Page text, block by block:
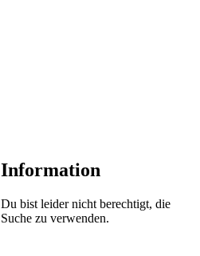
Information
Du bist leider nicht berechtigt, die
Suche zu verwenden.